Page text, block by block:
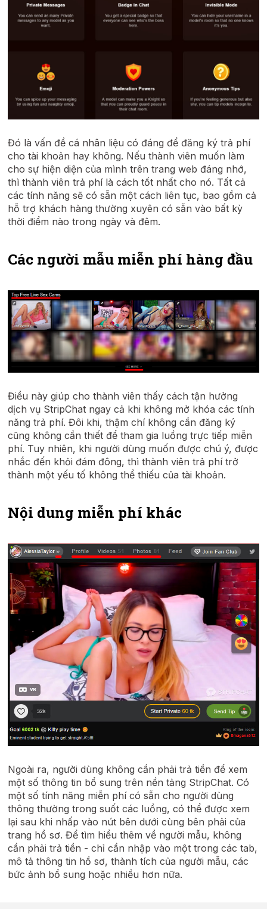
Đó là vấn đề cá nhân liệu có đáng để đăng ký trả phí
cho tài khoản hay không. Nếu thành viên muốn làm
cho sự hiện diện của mình trên trang web đáng nhớ,
thì thành viên trả phí là cách tốt nhất cho nó. Tất cả
các tính năng sẽ có sẵn một cách liên tục, bao gồm cả
hỗ trợ khách hàng thường xuyên có sẵn vào bất kỳ
thời điểm nào trong ngày và đêm.
Các người mẫu miễn phí hàng đầu
Điều này giúp cho thành viên thấy cách tận hưởng
dịch vụ StripChat ngay cả khi không mở khóa các tính
năng trả phí. Đôi khi, thậm chí không cần đăng ký
cũng không cần thiết để tham gia luồng trực tiếp miễn
phí. Tuy nhiên, khi người dùng muốn được chú ý, được
nhắc đến khỏi đám đông, thì thành viên trả phí trở
thành một yếu tố không thể thiếu của tài khoản.
Nội dung miễn phí khác
Ngoài ra, người dùng không cần phải trả tiền để xem
một số thông tin bổ sung trên nền tảng StripChat. Có
một số tính năng miễn phí có sẵn cho người dùng
thông thường trong suốt các luồng, có thể được xem
lại sau khi nhấp vào nút bên dưới cùng bên phải của
trang hồ sơ. Để tìm hiểu thêm về người mẫu, không
cần phải trả tiền - chỉ cần nhập vào một trong các tab,
mô tả thông tin hồ sơ, thành tích của người mẫu, các
bức ảnh bổ sung hoặc nhiều hơn nữa.